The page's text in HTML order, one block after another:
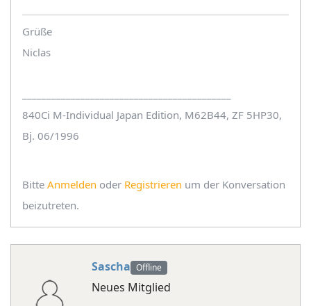
Grüße
Niclas
840Ci M-Individual Japan Edition, M62B44, ZF 5HP30,
Bj. 06/1996
Bitte Anmelden oder Registrieren um der Konversation
beizutreten.
Sascha Offline
Neues Mitglied